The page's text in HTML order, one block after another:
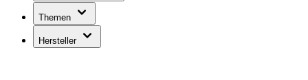
Themen
Hersteller